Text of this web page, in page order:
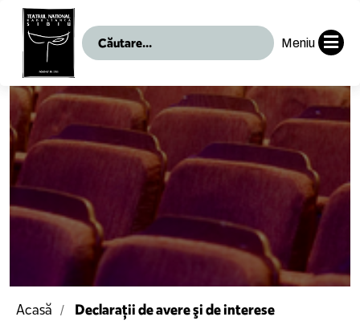
Meniu
Acasă Declarații de avere şi de interese